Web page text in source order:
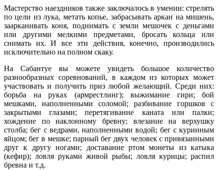
Мастерство наездников также заключалось в умении: стрелять
по цели из лука, метать копье, забрасывать аркан на мишень,
заарканивать коня, поднимать с земли мешочек с деньгами
или другими мелкими предметами, бросать кольца или
снимать их. И все эти действия, конечно, производились
исключительно на полном скаку.
На Сабантуе вы можете увидеть большое количество
разнообразных соревнований, в каждом из которых может
участвовать и получить приз любой желающий. Среди них:
борьба на руках (армрестлинг); выжимание гири; бой
мешками, наполненными соломой; разбивание горшков с
закрытыми глазами; перетягивание каната или палки;
хождение по наклонному бревну; влезание на верхушку
столба; бег с ведрами, наполненными водой; бег с куринным
яйцом; бег в мешке; парный бег двух человек с привязанными
друг к другу ногами; доставание ртом монеты из катыка
(кефир); ловля руками живой рыбы; ловля курицы; распил
бревна и т.д.